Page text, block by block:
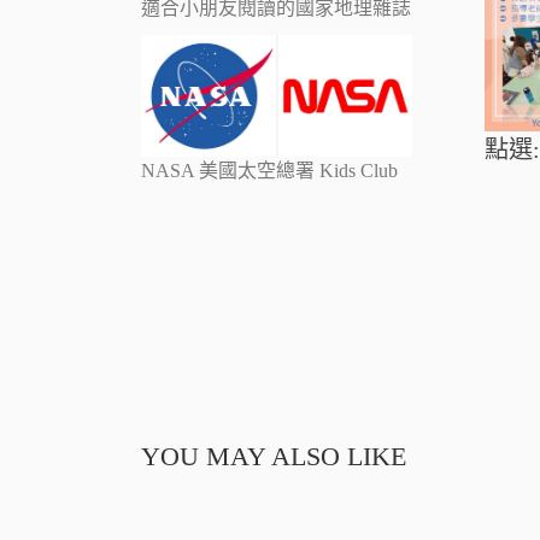
點選:
YOU MAY ALSO LIKE
適合小朋友閱讀的國家地理雜誌
NASA 美國太空總署 Kids Club